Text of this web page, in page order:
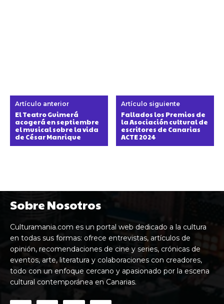
Artículo anterior
El Teatro Guimerá
acogerá en septiembre
el musical sobre la vida
de César Manrique
Artículo siguiente
Fallados los Premios de
la Asociación cultural de
escritores de Canarias
ACTE 2024
Sobre Nosotros
Culturamania.com es un portal web dedicado a la cultura
en todas sus formas: ofrece entrevistas, artículos de
opinión, recomendaciones de cine y series, crónicas de
eventos, arte, literatura y colaboraciones con creadores,
todo con un enfoque cercano y apasionado por la escena
cultural contemporánea en Canarias.